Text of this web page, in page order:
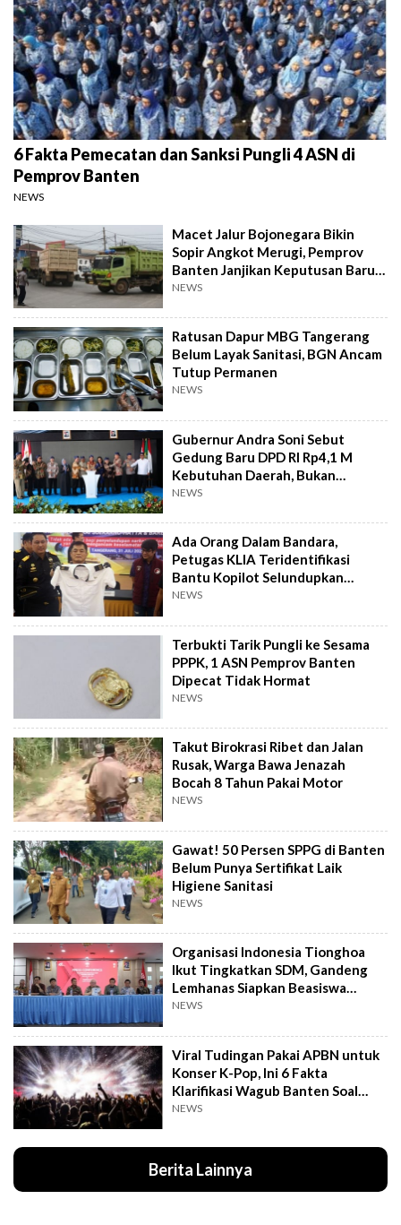
6 Fakta Pemecatan dan Sanksi Pungli 4 ASN di
Pemprov Banten
NEWS
Macet Jalur Bojonegara Bikin
Sopir Angkot Merugi, Pemprov
Banten Janjikan Keputusan Baru 4
Hari Lagi
NEWS
Ratusan Dapur MBG Tangerang
Belum Layak Sanitasi, BGN Ancam
Tutup Permanen
NEWS
Gubernur Andra Soni Sebut
Gedung Baru DPD RI Rp4,1 M
Kebutuhan Daerah, Bukan
Senator
NEWS
Ada Orang Dalam Bandara,
Petugas KLIA Teridentifikasi
Bantu Kopilot Selundupkan
Ekstasi ke Indonesia
NEWS
Terbukti Tarik Pungli ke Sesama
PPPK, 1 ASN Pemprov Banten
Dipecat Tidak Hormat
NEWS
Takut Birokrasi Ribet dan Jalan
Rusak, Warga Bawa Jenazah
Bocah 8 Tahun Pakai Motor
NEWS
Gawat! 50 Persen SPPG di Banten
Belum Punya Sertifikat Laik
Higiene Sanitasi
NEWS
Organisasi Indonesia Tionghoa
Ikut Tingkatkan SDM, Gandeng
Lemhanas Siapkan Beasiswa
Hingga S3
NEWS
Viral Tudingan Pakai APBN untuk
Konser K-Pop, Ini 6 Fakta
Klarifikasi Wagub Banten Soal
Putrinya
NEWS
Berita Lainnya